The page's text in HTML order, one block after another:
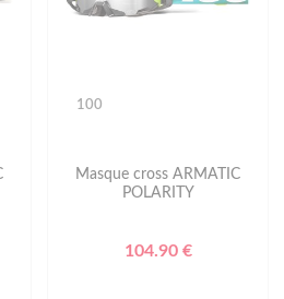
100
Masque cross ARMATIC
POLARITY
104.90 €